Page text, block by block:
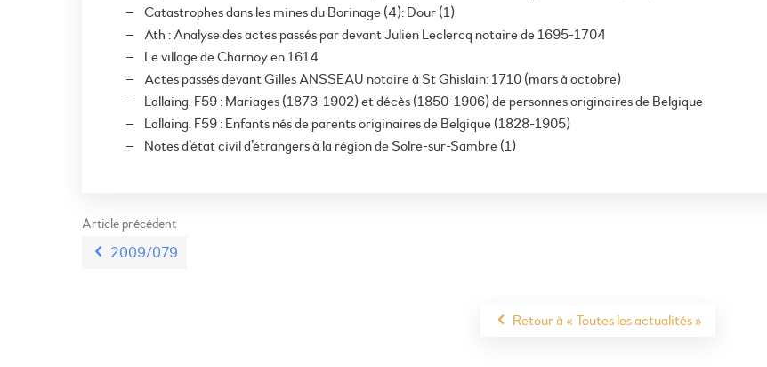
Catastrophes dans les mines du Borinage (4): Dour (1)
Ath : Analyse des actes passés par devant Julien Leclercq notaire de 1695-1704
Le village de Charnoy en 1614
Actes passés devant Gilles ANSSEAU notaire à St Ghislain: 1710 (mars à octobre)
Lallaing, F59 : Mariages (1873-1902) et décès (1850-1906) de personnes originaires de Belgique
Lallaing, F59 : Enfants nés de parents originaires de Belgique (1828-1905)
Notes d’état civil d’étrangers à la région de Solre-sur-Sambre (1)
Article précédent
2009/079
Retour à « Toutes les actualités »